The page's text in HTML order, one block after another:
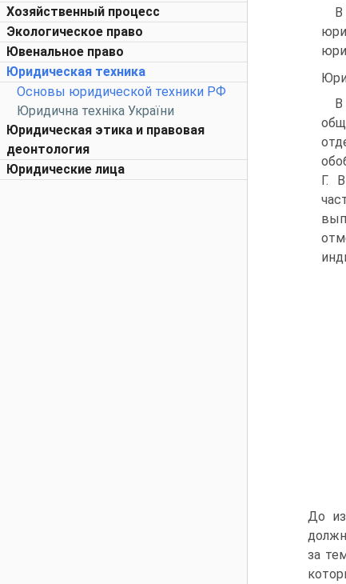
Хозяйственный процесс
Экологическое право
Ювенальное право
Юридическая техника
Основы юридической техники РФ
Юридична техніка України
Юридическая этика и правовая
деонтология
Юридические лица
В
В
Г.
До
за